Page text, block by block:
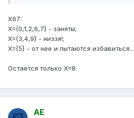
X67:
X={0,1,2,6,7} - заняты;
X={3,4,9} - низзя!;
X={5} - от нее и пытаются избавиться...
Остается только X=8.
АЕ